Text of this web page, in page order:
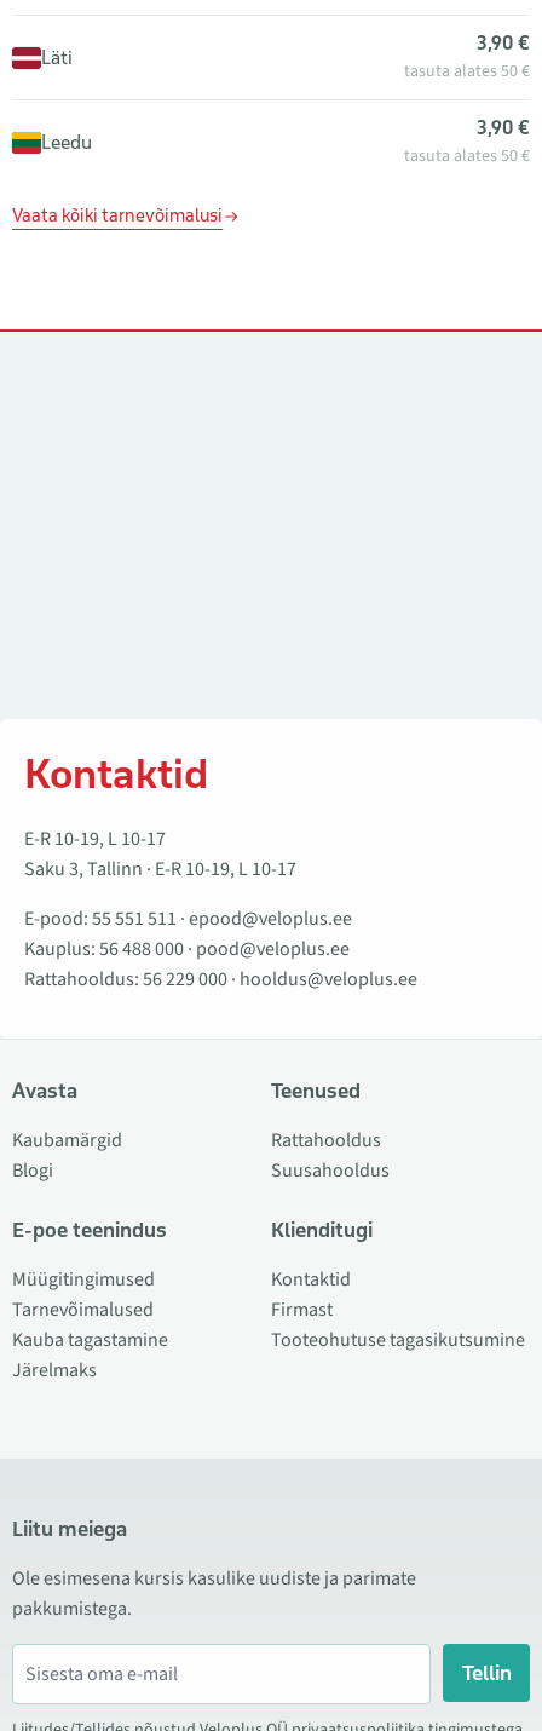
Läti
3,90 €
tasuta alates 50 €
Leedu
3,90 €
tasuta alates 50 €
Vaata kõiki tarnevõimalusi
Kontaktid
E-R 10-19, L 10-17
Saku 3, Tallinn · E-R 10-19, L 10-17
E-pood:55 551 511 ·epood@veloplus.ee
Kauplus:56 488 000· pood@veloplus.ee
Rattahooldus:56 229 000· hooldus@veloplus.ee
Avasta
Kaubamärgid
Blogi
E-poe teenindus
Müügitingimused
Tarnevõimalused
Kauba tagastamine
Järelmaks
Teenused
Rattahooldus
Suusahooldus
Klienditugi
Kontaktid
Firmast
Tooteohutuse tagasikutsumine
Liitu meiega
Ole esimesena kursis kasulike uudiste ja parimate
pakkumistega.
Tellin